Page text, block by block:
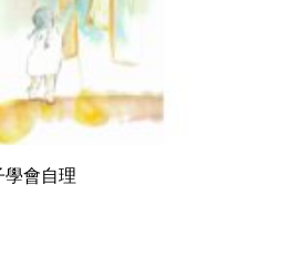
學會自理